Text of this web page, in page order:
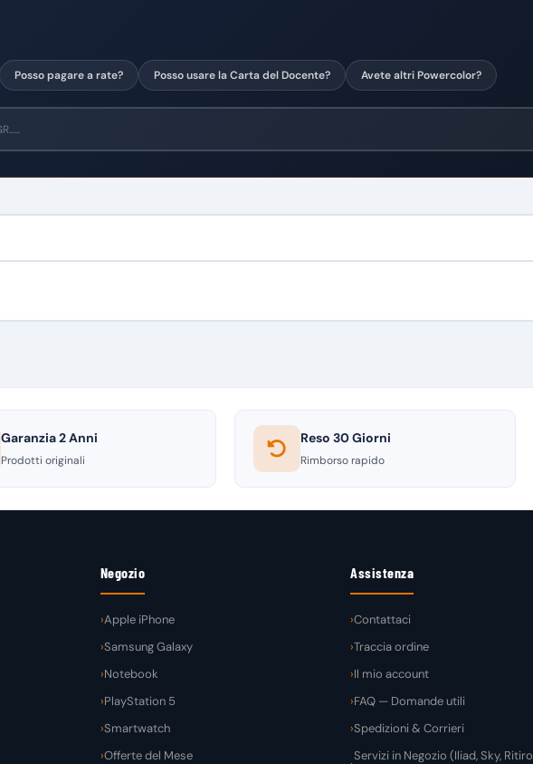
Posso pagare a rate? Posso usare la Carta del Docente? Avete altri Powercolor?
Garanzia 2 Anni
Prodotti originali
Reso 30 Giorni
Rimborso rapido
Negozio
Apple iPhone
Samsung Galaxy
Notebook
PlayStation 5
Smartwatch
Offerte del Mese
Assistenza
Contattaci
Traccia ordine
Il mio account
FAQ — Domande utili
Spedizioni & Corrieri
Servizi in Negozio (Iliad, Sky, Ritiro